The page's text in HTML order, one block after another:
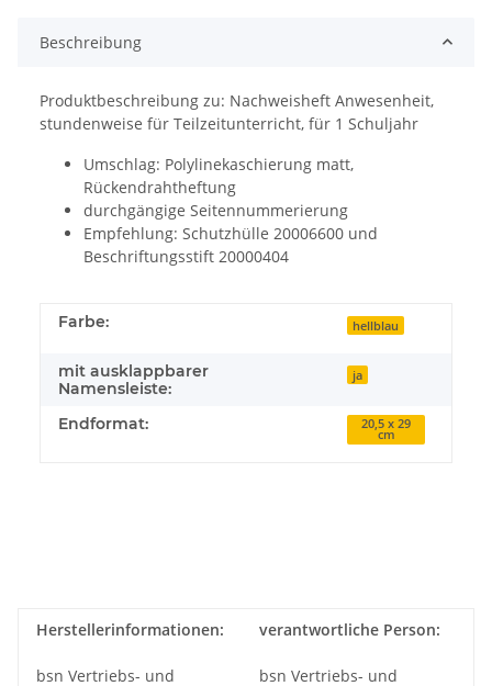
Beschreibung
Produktbeschreibung zu: Nachweisheft Anwesenheit,
stundenweise für Teilzeitunterricht, für 1 Schuljahr
Umschlag: Polylinekaschierung matt,
Rückendrahtheftung
durchgängige Seitennummerierung
Empfehlung: Schutzhülle 20006600 und
Beschriftungsstift 20000404
Farbe: hellblau
mit ausklappbarer
Namensleiste:
ja
Endformat: 20,5 x 29
cm
Herstellerinformationen:
bsn Vertriebs- und
verantwortliche Person:
bsn Vertriebs- und